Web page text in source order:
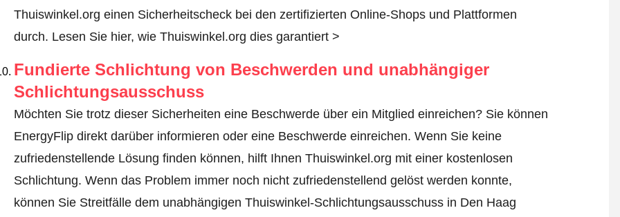
Thuiswinkel.org einen Sicherheitscheck bei den zertifizierten Online-Shops und Plattformen
durch. Lesen Sie hier, wie Thuiswinkel.org dies garantiert >
Fundierte Schlichtung von Beschwerden und unabhängiger
Schlichtungsausschuss
Möchten Sie trotz dieser Sicherheiten eine Beschwerde über ein Mitglied einreichen? Sie können
EnergyFlip direkt darüber informieren oder eine Beschwerde einreichen. Wenn Sie keine
zufriedenstellende Lösung finden können, hilft Ihnen Thuiswinkel.org mit einer kostenlosen
Schlichtung. Wenn das Problem immer noch nicht zufriedenstellend gelöst werden konnte,
können Sie Streitfälle dem unabhängigen Thuiswinkel-Schlichtungsausschuss in Den Haag